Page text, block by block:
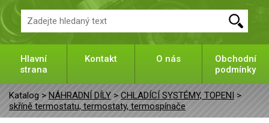
Hlavní
strana
Kontakt O nás
Obchodní
podmínky
Katalog > NÁHRADNÍ DÍLY > CHLADÍCÍ SYSTÉMY, TOPENI >
skříně termostatu, termostaty, termospínače